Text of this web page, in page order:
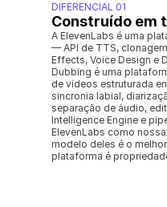
DIFERENCIAL 01
Construído em
A ElevenLabs é uma
— API de TTS,
Effects, Voice Design e
Dubbing é uma
de vídeos estruturada
sincronia labial,
separação de áudio,
Intelligence Engine e
ElevenLabs como
modelo deles é o
plataforma é